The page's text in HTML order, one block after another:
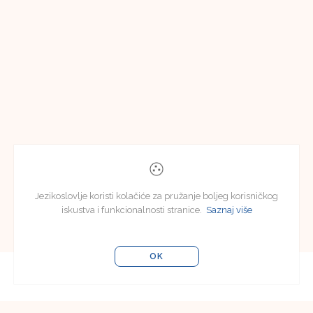
Jezikoslovlje koristi kolačiće za pružanje boljeg korisničkog
iskustva i funkcionalnosti stranice. Saznaj više
OK